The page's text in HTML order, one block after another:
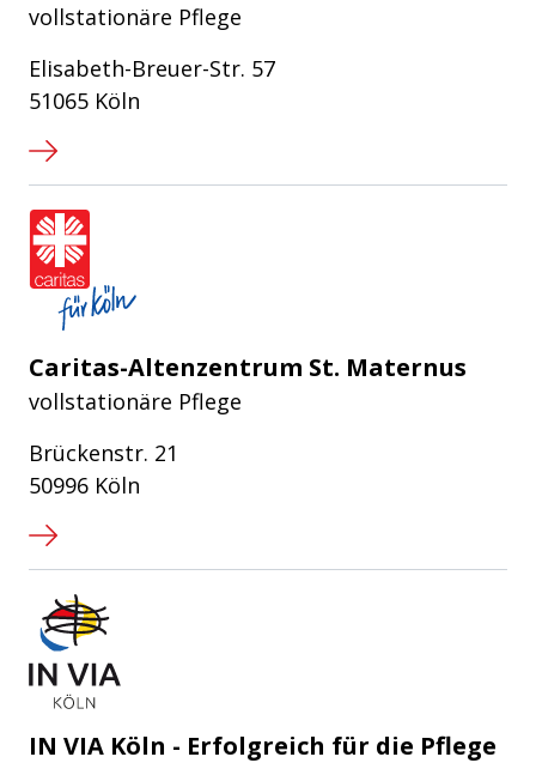
vollstationäre Pflege
Elisabeth-Breuer-Str. 57
51065 Köln
Caritas-Altenzentrum St. Maternus
vollstationäre Pflege
Brückenstr. 21
50996 Köln
IN VIA Köln - Erfolgreich für die Pflege